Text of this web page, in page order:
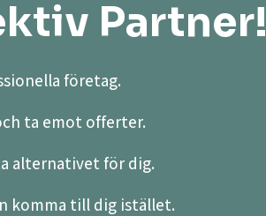
Partner!
företag.
ta emot offerter.
alternativet för dig.
komma till dig istället.